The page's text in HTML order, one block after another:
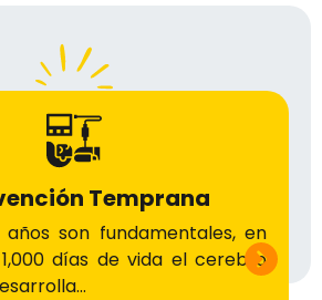
Temprana
años son fundamentales, en
días de vida el cerebro